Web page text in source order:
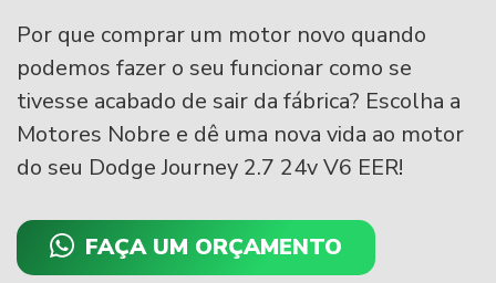
Por que comprar um motor novo quando
podemos fazer o seu funcionar como se
tivesse acabado de sair da fábrica? Escolha a
Motores Nobre e dê uma nova vida ao motor
do seu Dodge Journey 2.7 24v V6 EER!
FAÇA UM ORÇAMENTO